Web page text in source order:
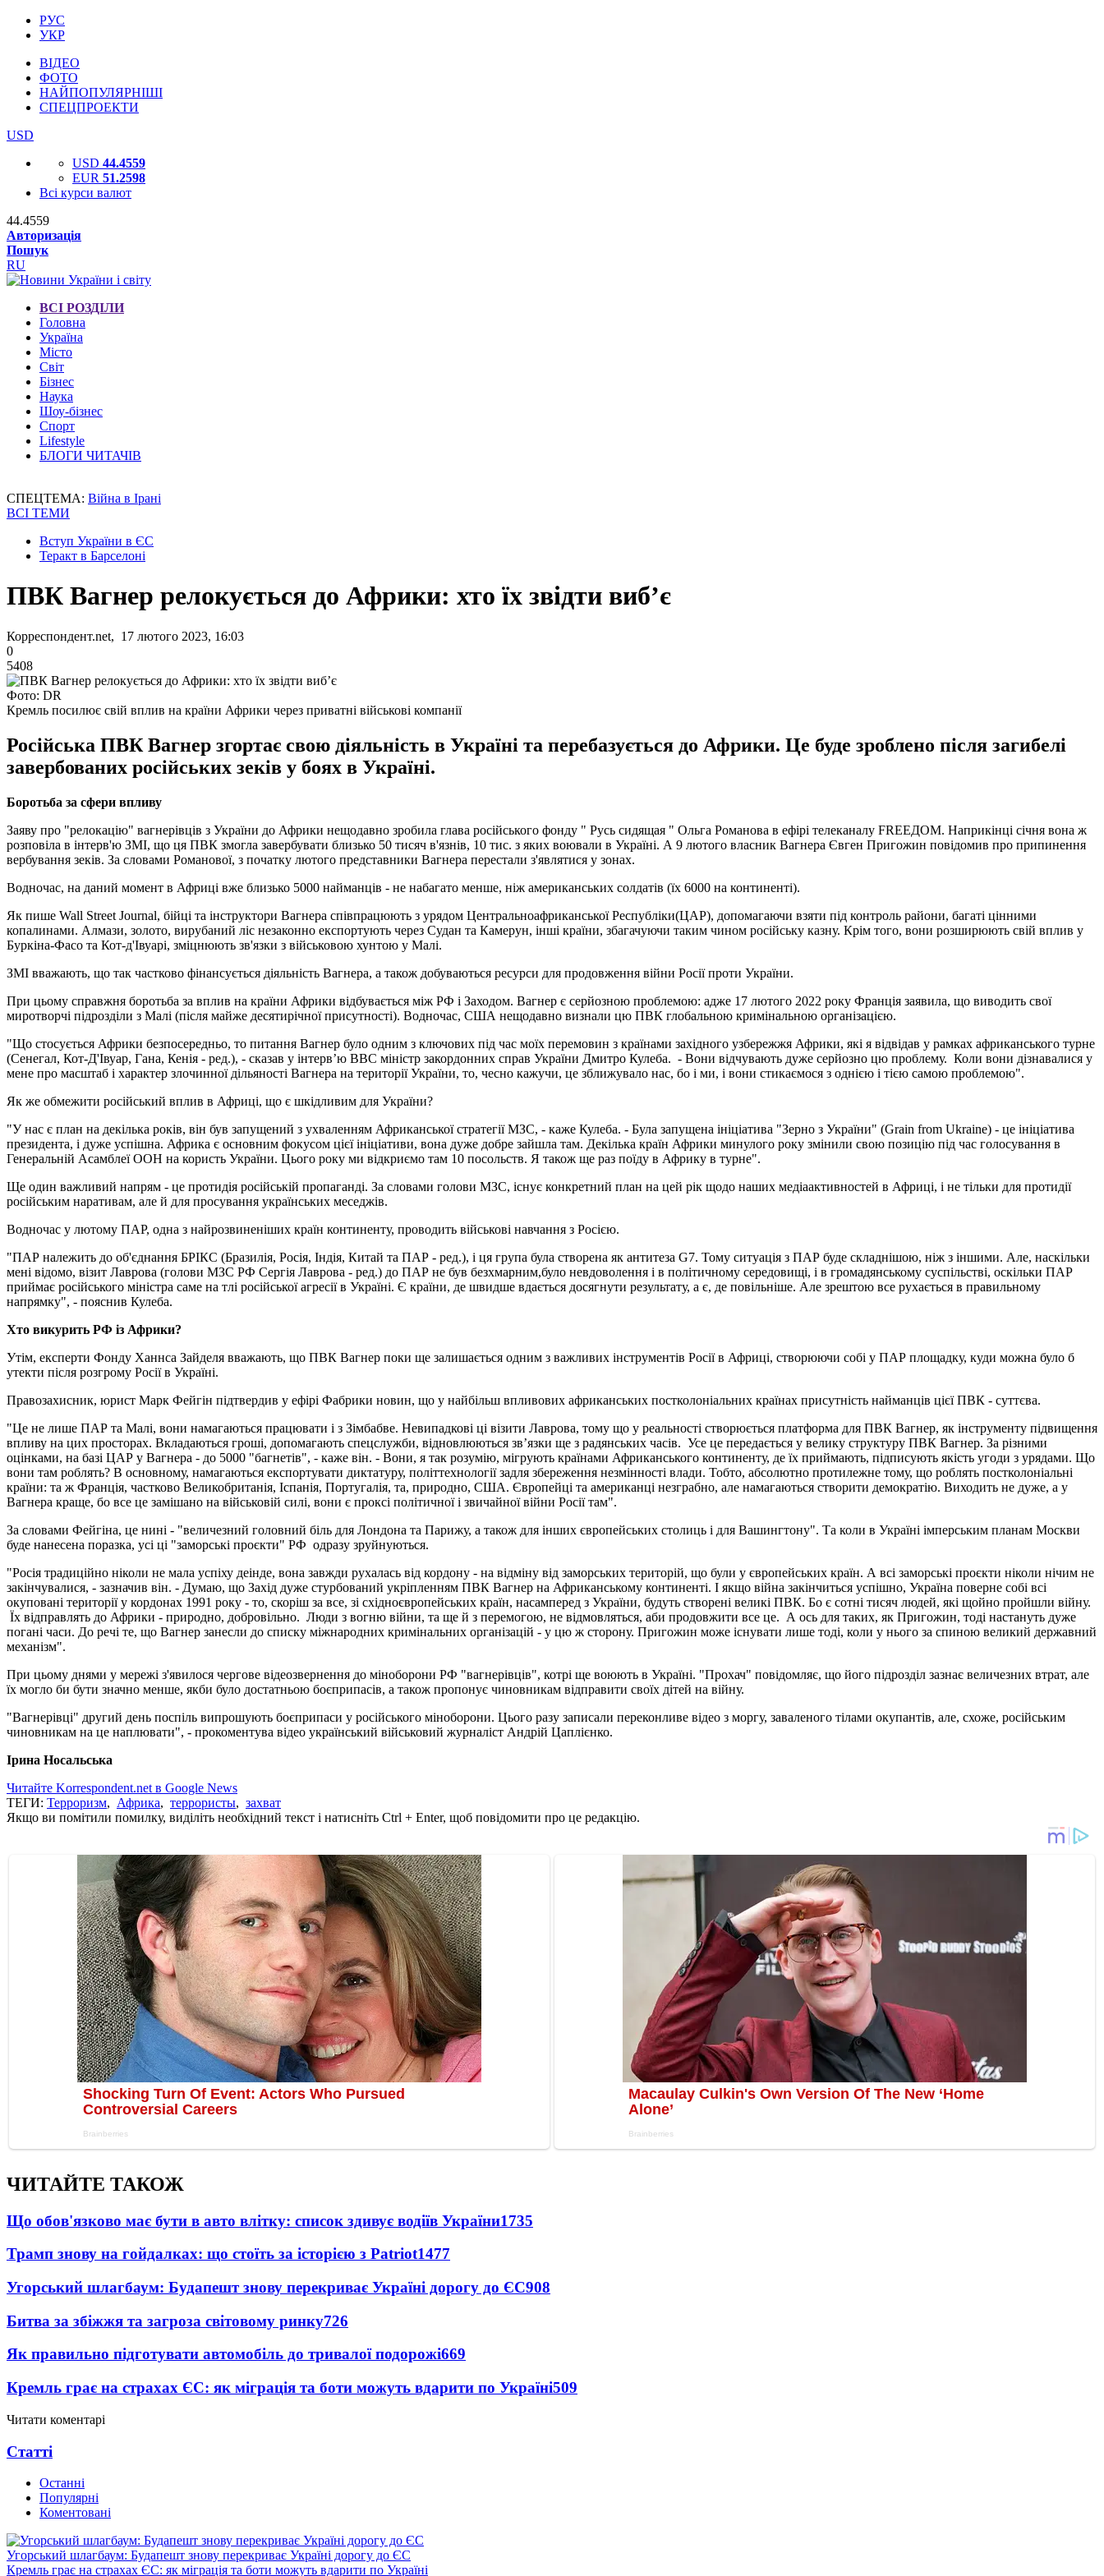
РУС
УКР
ВІДЕО
ФОТО
НАЙПОПУЛЯРНІШІ
СПЕЦПРОЕКТИ
USD
USD 44.4559
EUR 51.2598
Всі курси валют
44.4559
Авторизація
Пошук
RU
ВСІ РОЗДІЛИ
Головна
Україна
Місто
Світ
Бізнес
Наука
Шоу-бізнес
Спорт
Lifestyle
БЛОГИ ЧИТАЧІВ
СПЕЦТЕМА: Війна в Ірані
ВСІ ТЕМИ
Вступ України в ЄС
Теракт в Барселоні
ПВК Вагнер релокується до Африки: хто їх звідти виб’є
Корреспондент.net, 17 лютого 2023, 16:03
0
5408
Фото: DR
Кремль посилює свій вплив на країни Африки через приватні військові компанії
Російська ПВК Вагнер згортає свою діяльність в Україні та перебазується до Африки. Це буде зроблено після загибелі
завербованих російських зеків у боях в Україні.
Боротьба за сфери впливу
Заяву про "релокацію" вагнерівців з України до Африки нещодавно зробила глава російського фонду " Русь сидящая " Ольга Романова в ефірі телеканалу FREEДОМ. Наприкінці січня вона ж
розповіла в інтерв'ю ЗМІ, що ця ПВК змогла завербувати близько 50 тисяч в'язнів, 10 тис. з яких воювали в Україні. А 9 лютого власник Вагнера Євген Пригожин повідомив про припинення
вербування зеків. За словами Романової, з початку лютого представники Вагнера перестали з'являтися у зонах.
Водночас, на даний момент в Африці вже близько 5000 найманців - не набагато менше, ніж американських солдатів (їх 6000 на континенті).
Як пише Wall Street Journal, бійці та інструктори Вагнера співпрацюють з урядом Центральноафриканської Республіки(ЦАР), допомагаючи взяти під контроль райони, багаті цінними
копалинами. Алмази, золото, вирубаний ліс незаконно експортують через Судан та Камерун, інші країни, збагачуючи таким чином російську казну. Крім того, вони розширюють свій вплив у
Буркіна-Фасо та Кот-д'Івуарі, зміцнюють зв'язки з військовою хунтою у Малі.
ЗМІ вважають, що так частково фінансується діяльність Вагнера, а також добуваються ресурси для продовження війни Росії проти України.
При цьому справжня боротьба за вплив на країни Африки відбувається між РФ і Заходом. Вагнер є серйозною проблемою: адже 17 лютого 2022 року Франція заявила, що виводить свої
миротворчі підрозділи з Малі (після майже десятирічної присутності). Водночас, США нещодавно визнали цю ПВК глобальною кримінальною організацією.
"Що стосується Африки безпосередньо, то питання Вагнер було одним з ключових під час моїх перемовин з країнами західного узбережжя Африки, які я відвідав у рамках африканського турне
(Сенегал, Кот-Д'Івуар, Гана, Кенія - ред.), - сказав у інтерв’ю ВВС міністр закордонних справ України Дмитро Кулеба. - Вони відчувають дуже серйозно цю проблему. Коли вони дізнавалися у
мене про масштаб і характер злочинної дільяності Вагнера на території України, то, чесно кажучи, це зближувало нас, бо і ми, і вони стикаємося з однією і тією самою проблемою".
Як же обмежити російський вплив в Африці, що є шкідливим для України?
"У нас є план на декілька років, він був запущений з ухваленням Африканської стратегії МЗС, - каже Кулеба. - Була запущена ініціатива "Зерно з України" (Grain from Ukraine) - це ініціатива
президента, і дуже успішна. Африка є основним фокусом цієї ініціативи, вона дуже добре зайшла там. Декілька країн Африки минулого року змінили свою позицію під час голосування в
Генеральній Асамблеї ООН на користь України. Цього року ми відкриємо там 10 посольств. Я також ще раз поїду в Африку в турне".
Ще один важливий напрям - це протидія російській пропаганді. За словами голови МЗС, існує конкретний план на цей рік щодо наших медіаактивностей в Африці, і не тільки для протидії
російським наративам, але й для просування українських меседжів.
Водночас у лютому ПАР, одна з найрозвиненіших країн континенту, проводить військові навчання з Росією.
"ПАР належить до об'єднання БРІКС (Бразилія, Росія, Індія, Китай та ПАР - ред.), і ця група була створена як антитеза G7. Тому ситуація з ПАР буде складнішою, ніж з іншими. Але, наскільки
мені відомо, візит Лаврова (голови МЗС РФ Сергія Лаврова - ред.) до ПАР не був безхмарним,було невдоволення і в політичному середовищі, і в громадянському суспільстві, оскільки ПАР
приймає російського міністра саме на тлі російської агресії в Україні. Є країни, де швидше вдається досягнути результату, а є, де повільніше. Але зрештою все рухається в правильному
напрямку", - пояснив Кулеба.
Хто викурить РФ із Африки?
Утім, експерти Фонду Ханнса Зайделя вважають, що ПВК Вагнер поки ще залишається одним з важливих інструментів Росії в Африці, створюючи собі у ПАР площадку, куди можна було б
утекти після розгрому Росії в Україні.
Правозахисник, юрист Марк Фейгін підтвердив у ефірі Фабрики новин, що у найбільш впливових африканських постколоніальних країнах присутність найманців цієї ПВК - суттєва.
"Це не лише ПАР та Малі, вони намагаються працювати і з Зімбабве. Невипадкові ці візити Лаврова, тому що у реальності створюється платформа для ПВК Вагнер, як інструменту підвищення
впливу на цих просторах. Вкладаються гроші, допомагають спецслужби, відновлюються зв’язки ще з радянських часів. Усе це передається у велику структуру ПВК Вагнер. За різними
оцінками, на базі ЦАР у Вагнера - до 5000 "багнетів", - каже він. - Вони, я так розумію, мігрують країнами Африканського континенту, де їх приймають, підписують якість угоди з урядами. Що
вони там роблять? В основному, намагаються експортувати диктатуру, політтехнології задля збереження незмінності влади. Тобто, абсолютно протилежне тому, що роблять постколоніальні
країни: та ж Франція, частково Великобританія, Іспанія, Португалія, та, природно, США. Європейці та американці незграбно, але намагаються створити демократію. Виходить не дуже, а у
Вагнера краще, бо все це замішано на військовій силі, вони є проксі політичної і звичайної війни Росії там".
За словами Фейгіна, це нині - "величезний головний біль для Лондона та Парижу, а також для інших європейських столиць і для Вашингтону". Та коли в Україні імперським планам Москви
буде нанесена поразка, усі ці "заморські проєкти" РФ одразу зруйнуються.
"Росія традиційно ніколи не мала успіху деінде, вона завжди рухалась від кордону - на відміну від заморських територій, що були у європейських країн. А всі заморські проєкти ніколи нічим не
закінчувалися, - зазначив він. - Думаю, що Захід дуже стурбований укріпленням ПВК Вагнер на Африканському континенті. І якщо війна закінчиться успішно, Україна поверне собі всі
окуповані території у кордонах 1991 року - то, скоріш за все, зі східноєвропейських країн, насамперед з України, будуть створені великі ПВК. Бо є сотні тисяч людей, які щойно пройшли війну.
Їх відправлять до Африки - природно, добровільно. Люди з вогню війни, та ще й з перемогою, не відмовляться, аби продовжити все це. А ось для таких, як Пригожин, тоді настануть дуже
погані часи. До речі те, що Вагнер занесли до списку міжнародних кримінальних організацій - у цю ж сторону. Пригожин може існувати лише тоді, коли у нього за спиною великий державний
механізм".
При цьому днями у мережі з'явилося чергове відеозвернення до міноборони РФ "вагнерівців", котрі ще воюють в Україні. "Прохач" повідомляє, що його підрозділ зазнає величезних втрат, але
їх могло би бути значно менше, якби було достатньою боєприпасів, а також пропонує чиновникам відправити своїх дітей на війну.
"Вагнерівці" другий день поспіль випрошують боєприпаси у російського міноборони. Цього разу записали переконливе відео з моргу, заваленого тілами окупантів, але, схоже, російським
чиновникам на це наплювати", - прокоментува відео український військовий журналіст Андрій Цаплієнко.
Ірина Носальська
Читайте Korrespondent.net в Google News
ТЕГИ: Терроризм, Африка, террористы, захват
Якщо ви помітили помилку, виділіть необхідний текст і натисніть Ctrl + Enter, щоб повідомити про це редакцію.
ЧИТАЙТЕ ТАКОЖ
Що обов'язково має бути в авто влітку: список здивує водіїв України1735
Трамп знову на гойдалках: що стоїть за історією з Patriot1477
Угорський шлагбаум: Будапешт знову перекриває Україні дорогу до ЄС908
Битва за збіжжя та загроза світовому ринку726
Як правильно підготувати автомобіль до тривалої подорожі669
Кремль грає на страхах ЄС: як міграція та боти можуть вдарити по Україні509
Читати коментарі
Статті
Останні
Популярні
Коментовані
Угорський шлагбаум: Будапешт знову перекриває Україні дорогу до ЄС
Кремль грає на страхах ЄС: як міграція та боти можуть вдарити по Україні